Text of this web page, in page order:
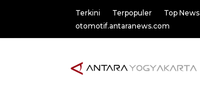
Terkini Terpopuler Top News
otomotif.antaranews.com